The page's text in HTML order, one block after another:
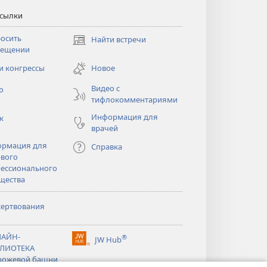
Найти встречи
(открывается
новом
окне)
конгрессы
Новое
Видео с
тифлокомментариями
Информация для
врачей
для
Справка
башни
JW Hub®
(открывается